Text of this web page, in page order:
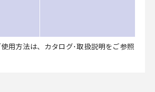
用方法は、カタログ･取扱説明をご参照